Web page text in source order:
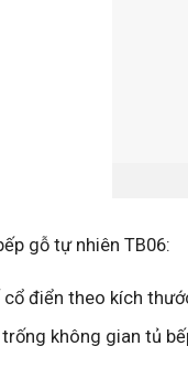
gỗ tự nhiên TB06:
cổ điển theo kích
không gian tủ